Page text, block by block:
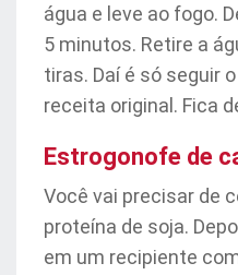
água e leve ao fogo.
5 minutos. Retire a
tiras. Daí é só seguir
receita original. Fica
Estrogonofe de
Você vai precisar de
proteína de soja.
em um recipiente